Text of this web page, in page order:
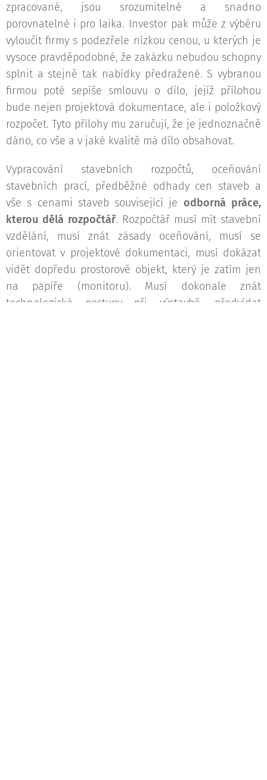
zpracované, jsou srozumitelné a snadno
porovnatelné i pro laika. Investor pak může z výběru
vyloučit firmy s podezřele nízkou cenou, u kterých je
vysoce pravděpodobné, že zakázku nebudou schopny
splnit a stejně tak nabídky předražené. S vybranou
firmou poté sepíše smlouvu o dílo, jejíž přílohou
bude nejen projektová dokumentace, ale i položkový
rozpočet. Tyto přílohy mu zaručují, že je jednoznačně
dáno, co vše a v jaké kvalitě má dílo obsahovat.
Vypracování stavebních rozpočtů, oceňování
stavebních prací, předběžné odhady cen staveb a
vše s cenami staveb související je odborná práce,
kterou dělá rozpočtář. Rozpočtář musí mít stavební
vzdělání, musí znát zásady oceňování, musí se
orientovat v projektové dokumentaci, musí dokázat
vidět dopředu prostorově objekt, který je zatím jen
na papíře (monitoru). Musí dokonale znát
technologické postupy při výstavbě, předvídat